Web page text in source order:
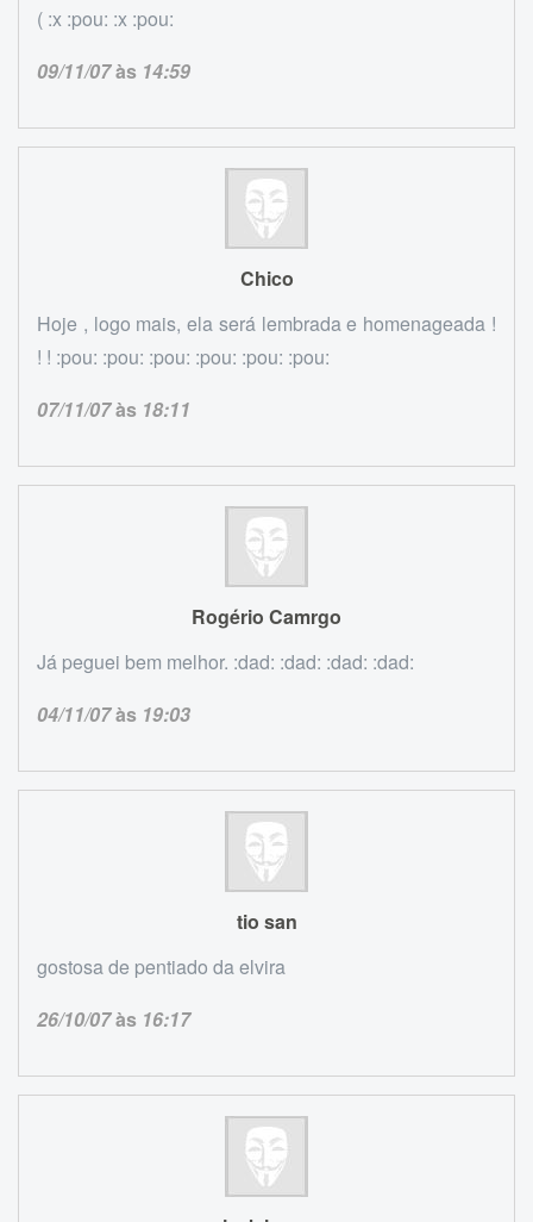
( :x :pou: :x :pou:
09/11/07às 14:59
Chico
Hoje , logo mais, ela será lembrada e homenageada !
! ! :pou: :pou: :pou: :pou: :pou: :pou:
07/11/07às 18:11
Rogério Camrgo
Já peguei bem melhor. :dad: :dad: :dad: :dad:
04/11/07às 19:03
tio san
gostosa de pentiado da elvira
26/10/07às 16:17